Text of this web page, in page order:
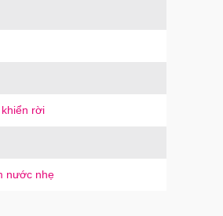
rời
nước nhẹ